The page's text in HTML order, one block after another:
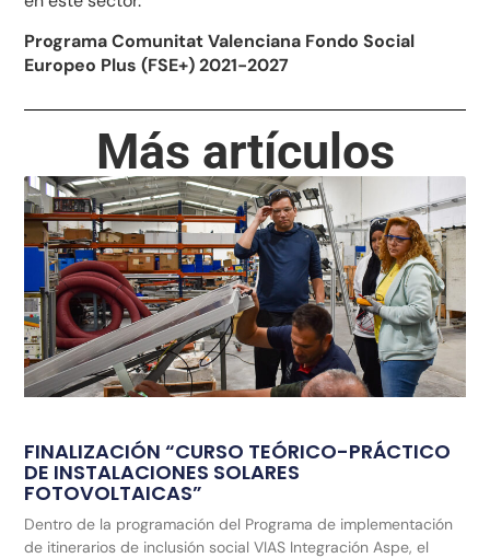
Programa Comunitat Valenciana Fondo Social
Europeo Plus (FSE+) 2021-2027
Más artículos
FINALIZACIÓN “CURSO TEÓRICO-PRÁCTICO
DE INSTALACIONES SOLARES
FOTOVOLTAICAS”
Dentro de la programación del Programa de implementación
de itinerarios de inclusión social VIAS Integración Aspe, el